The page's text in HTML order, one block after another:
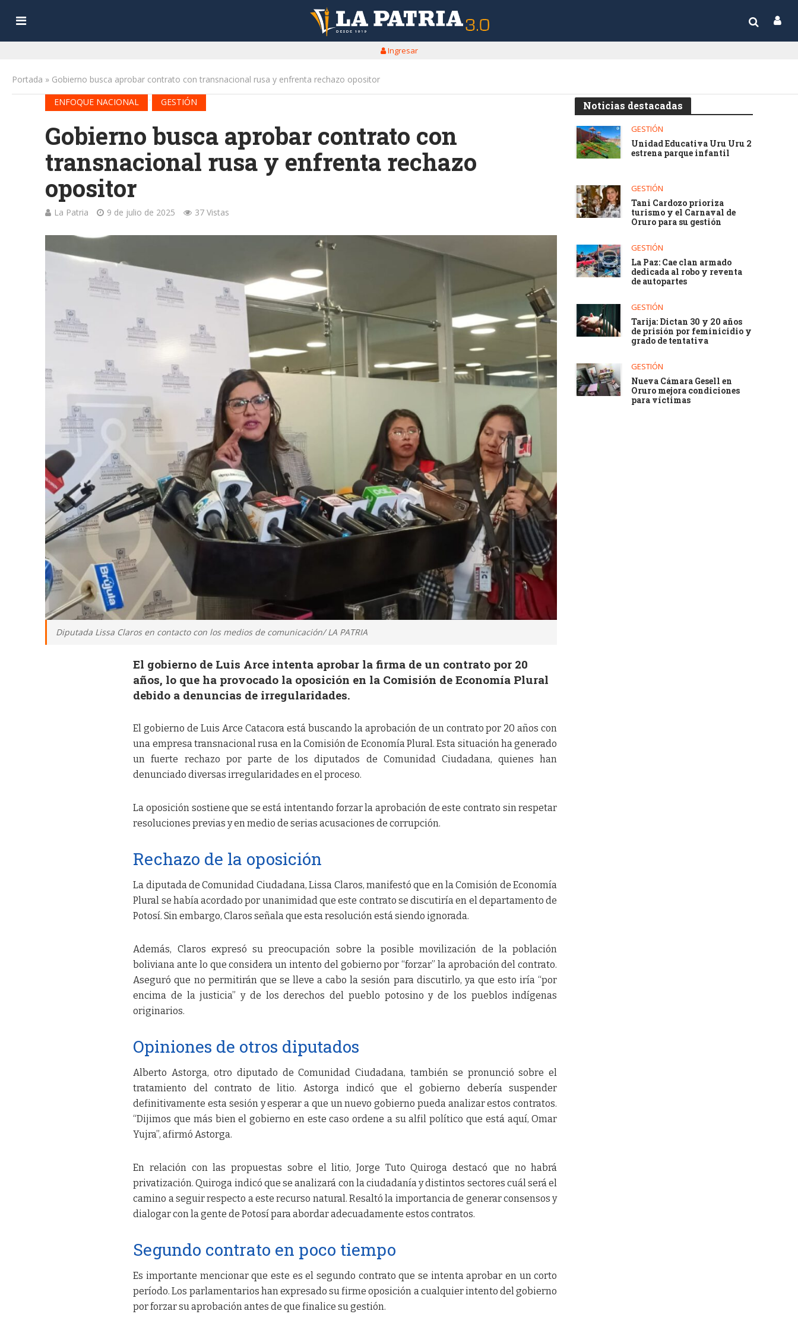
Ingresar
Portada » Gobierno busca aprobar contrato con transnacional rusa y enfrenta rechazo opositor
ENFOQUE NACIONAL
GESTIÓN
Gobierno busca aprobar contrato con
transnacional rusa y enfrenta rechazo
opositor
La Patria 9 de julio de 2025 37 Vistas
Diputada Lissa Claros en contacto con los medios de comunicación/ LA PATRIA
El gobierno de Luis Arce intenta aprobar la firma de un contrato por 20
años, lo que ha provocado la oposición en la Comisión de Economía Plural
debido a denuncias de irregularidades.
El gobierno de Luis Arce Catacora está buscando la aprobación de un contrato por 20 años con
una empresa transnacional rusa en la Comisión de Economía Plural. Esta situación ha generado
un fuerte rechazo por parte de los diputados de Comunidad Ciudadana, quienes han
denunciado diversas irregularidades en el proceso.
La oposición sostiene que se está intentando forzar la aprobación de este contrato sin respetar
resoluciones previas y en medio de serias acusaciones de corrupción.
Rechazo de la oposición
La diputada de Comunidad Ciudadana, Lissa Claros, manifestó que en la Comisión de Economía
Plural se había acordado por unanimidad que este contrato se discutiría en el departamento de
Potosí. Sin embargo, Claros señala que esta resolución está siendo ignorada.
Además, Claros expresó su preocupación sobre la posible movilización de la población
boliviana ante lo que considera un intento del gobierno por “forzar” la aprobación del contrato.
Aseguró que no permitirán que se lleve a cabo la sesión para discutirlo, ya que esto iría “por
encima de la justicia” y de los derechos del pueblo potosino y de los pueblos indígenas
originarios.
Opiniones de otros diputados
Alberto Astorga, otro diputado de Comunidad Ciudadana, también se pronunció sobre el
tratamiento del contrato de litio. Astorga indicó que el gobierno debería suspender
definitivamente esta sesión y esperar a que un nuevo gobierno pueda analizar estos contratos.
“Dijimos que más bien el gobierno en este caso ordene a su alfil político que está aquí, Omar
Yujra”, afirmó Astorga.
En relación con las propuestas sobre el litio, Jorge Tuto Quiroga destacó que no habrá
privatización. Quiroga indicó que se analizará con la ciudadanía y distintos sectores cuál será el
camino a seguir respecto a este recurso natural. Resaltó la importancia de generar consensos y
dialogar con la gente de Potosí para abordar adecuadamente estos contratos.
Segundo contrato en poco tiempo
Es importante mencionar que este es el segundo contrato que se intenta aprobar en un corto
período. Los parlamentarios han expresado su firme oposición a cualquier intento del gobierno
por forzar su aprobación antes de que finalice su gestión.
Noticias destacadas
GESTIÓN
Unidad Educativa Uru Uru 2
estrena parque infantil
GESTIÓN
Tani Cardozo prioriza
turismo y el Carnaval de
Oruro para su gestión
GESTIÓN
La Paz: Cae clan armado
dedicada al robo y reventa
de autopartes
GESTIÓN
Tarija: Dictan 30 y 20 años
de prisión por feminicidio y
grado de tentativa
GESTIÓN
Nueva Cámara Gesell en
Oruro mejora condiciones
para víctimas